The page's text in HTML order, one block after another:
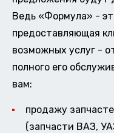
Ведь «Формула» -
предоставляющая
возможных услуг -
полного его
вам:
продажу
(запчасти ВАЗ,